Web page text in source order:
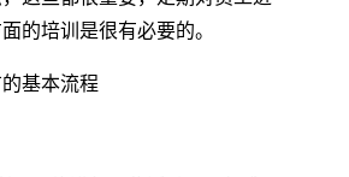
的培训是很有必要的。
基本流程